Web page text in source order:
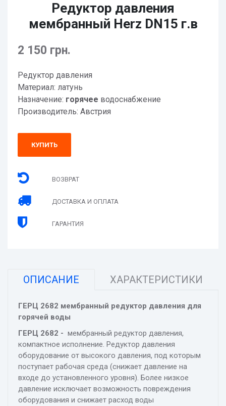
Редуктор давления
мембранный Herz DN15 г.в
2 150 грн.
Редуктор давления
Материал: латунь
Назначение: горячее водоснабжение
Производитель: Австрия
КУПИТЬ
ВОЗВРАТ
ДОСТАВКА И ОПЛАТА
ГАРАНТИЯ
ОПИСАНИЕ ХАРАКТЕРИСТИКИ
ГЕРЦ 2682 мембранный редуктор давления для
горячей воды
ГЕРЦ 2682 - мембранный редуктор давления,
компактное исполнение. Редуктор давления
оборудование от высокого давления, под которым
поступает рабочая среда (снижает давление на
входе до установленного уровня). Более низкое
давление исключает возможность повреждения
оборудования и снижает расход воды